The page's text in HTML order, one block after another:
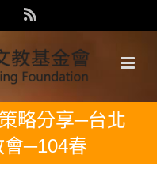
Email:
略分享─台北
會─104春